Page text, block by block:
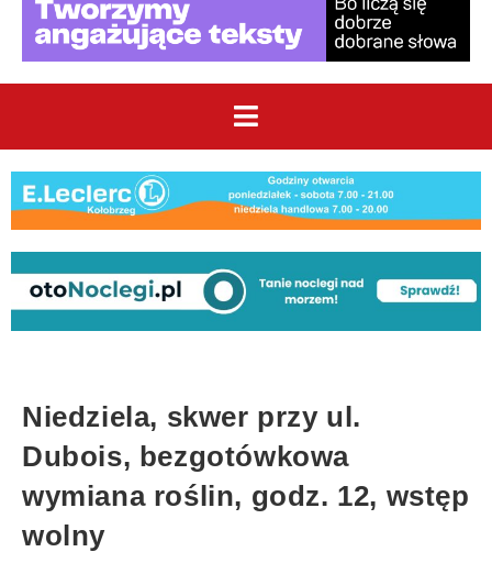
Niedziela, skwer przy ul.
Dubois, bezgotówkowa
wymiana roślin, godz. 12, wstęp
wolny